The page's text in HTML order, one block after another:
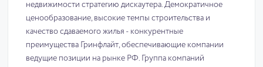
недвижимости стратегию дискаутера. Демократичное
ценообразование, высокие темпы строительства и
качество сдаваемого жилья - конкурентные
преимущества Гринфлайт, обеспечивающие компании
ведущие позиции на рынке РФ. Группа компаний